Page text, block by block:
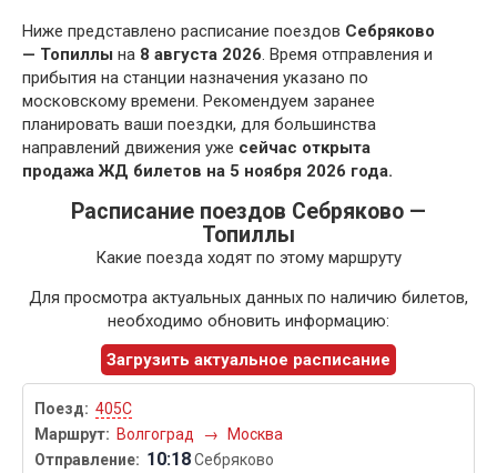
Ниже представлено расписание поездов Себряково
— Топиллы на 8 августа 2026. Время отправления и
прибытия на станции назначения указано по
московскому времени. Рекомендуем заранее
планировать ваши поездки, для большинства
направлений движения уже сейчас открыта
продажа ЖД билетов на 5 ноября 2026 года.
Расписание поездов Себряково —
Топиллы
Какие поезда ходят по этому маршруту
Для просмотра актуальных данных по наличию билетов,
необходимо обновить информацию:
Загрузить актуальное расписание
405С
Волгоград
→ Москва
10:18Себряково